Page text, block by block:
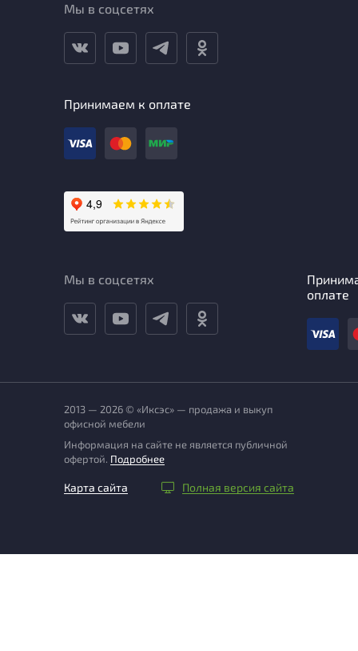
Мы в соцсетях
Принимаем к оплате
Мы в соцсетях
оплате
2013 — 2026 © «Иксэс» — продажа и выкуп
офисной мебели
Информация на сайте не является публичной
офертой. Подробнее
Карта сайта Полная версия сайта